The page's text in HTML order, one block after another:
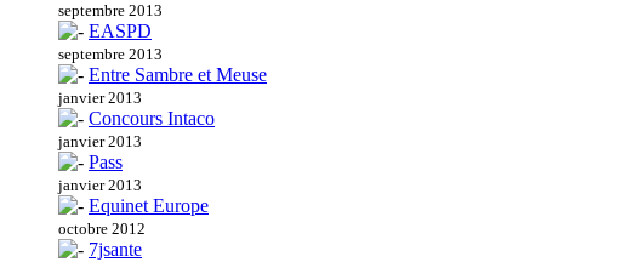
septembre 2013
EASPD
septembre 2013
Entre Sambre et Meuse
janvier 2013
Concours Intaco
janvier 2013
Pass
janvier 2013
Equinet Europe
octobre 2012
7jsante